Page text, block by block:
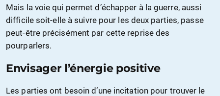
Mais la voie qui permet d’échapper à la guerre, aussi
difficile soit-elle à suivre pour les deux parties, passe
peut-être précisément par cette reprise des
pourparlers.
Envisager l’énergie positive
Les parties ont besoin d’une incitation pour trouver le